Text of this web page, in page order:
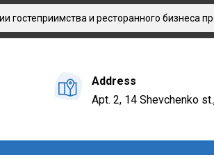
и ресторанного бизнеса
Address
Apt. 2, 14 Shevchenko